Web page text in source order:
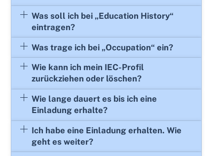
Was soll ich bei „Education History“
eintragen?
Was trage ich bei „Occupation“ ein?
Wie kann ich mein IEC-Profil
zurückziehen oder löschen?
Wie lange dauert es bis ich eine
Einladung erhalte?
Ich habe eine Einladung erhalten. Wie
geht es weiter?